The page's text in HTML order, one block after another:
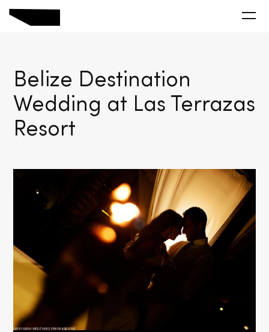
Belize Destination
Wedding at Las Terrazas
Resort